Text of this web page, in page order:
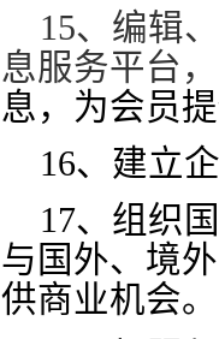
15、 编辑
息服务平台
息，为会员
16、建立
17、组织
与国外、境
供商业机会。